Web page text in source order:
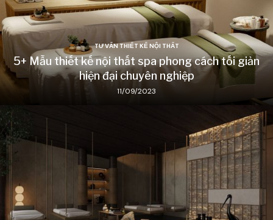
TƯ VẤN THIẾT KẾ NỘI THẤT
5+ Mẫu thiết kế nội thất spa phong cách tối giản
hiện đại chuyên nghiệp
11/09/2023